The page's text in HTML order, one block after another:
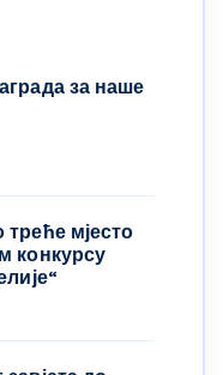
за наше
треће мјесто
конкурсу